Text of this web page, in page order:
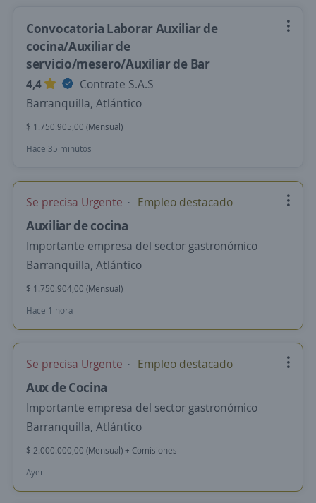
Convocatoria Laborar Auxiliar de
cocina/Auxiliar de
servicio/mesero/Auxiliar de Bar
4,4
Contrate S.A.S
Barranquilla, Atlántico
$ 1.750.905,00 (Mensual)
Hace 35 minutos
Se precisa Urgente Empleo destacado
Auxiliar de cocina
Importante empresa del sector gastronómico
Barranquilla, Atlántico
$ 1.750.904,00 (Mensual)
Hace 1 hora
Se precisa Urgente Empleo destacado
Aux de Cocina
Importante empresa del sector gastronómico
Barranquilla, Atlántico
$ 2.000.000,00 (Mensual) + Comisiones
Ayer